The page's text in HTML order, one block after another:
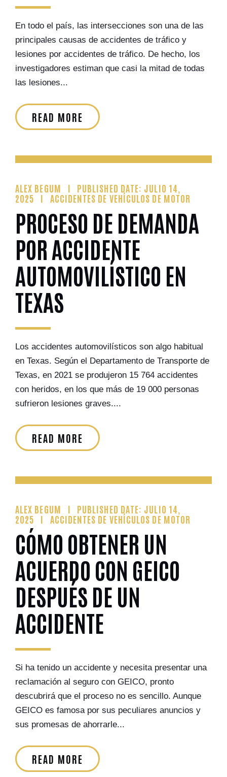
En todo el país, las intersecciones son una de las
principales causas de accidentes de tráfico y
lesiones por accidentes de tráfico. De hecho, los
investigadores estiman que casi la mitad de todas
las lesiones...
READ MORE
ALEX BEGUM
PUBLISHED DATE: JULIO 14,
2025
ACCIDENTES DE VEHÍCULOS DE MOTOR
PROCESO DE DEMANDA
POR ACCIDENTE
AUTOMOVILÍSTICO EN
TEXAS
Los accidentes automovilísticos son algo habitual
en Texas. Según el Departamento de Transporte de
Texas, en 2021 se produjeron 15 764 accidentes
con heridos, en los que más de 19 000 personas
sufrieron lesiones graves....
READ MORE
ALEX BEGUM
PUBLISHED DATE: JULIO 14,
2025
ACCIDENTES DE VEHÍCULOS DE MOTOR
CÓMO OBTENER UN
ACUERDO CON GEICO
DESPUÉS DE UN
ACCIDENTE
Si ha tenido un accidente y necesita presentar una
reclamación al seguro con GEICO, pronto
descubrirá que el proceso no es sencillo. Aunque
GEICO es famosa por sus peculiares anuncios y
sus promesas de ahorrarle...
READ MORE